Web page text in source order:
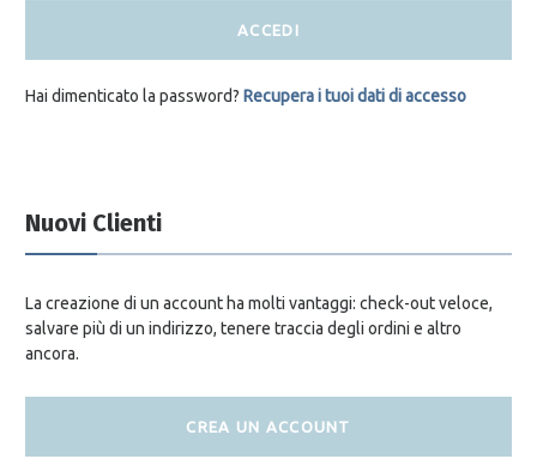
ACCEDI
Hai dimenticato la password? Recupera i tuoi dati di accesso
Nuovi Clienti
La creazione di un account ha molti vantaggi: check-out veloce,
salvare più di un indirizzo, tenere traccia degli ordini e altro
ancora.
CREA UN ACCOUNT